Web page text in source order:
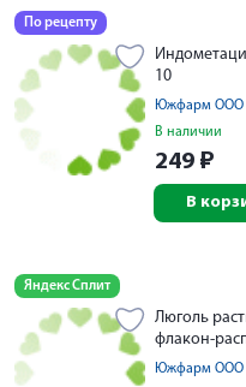
По рецепту
10
Южфарм ООО
В наличии
249 ₽
В
Яндекс Сплит
Люголь
флакон-
Южфарм ООО